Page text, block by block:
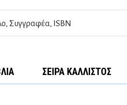
ΣΕΙΡΆ ΚΆΛΛΙΣΤΟΣ